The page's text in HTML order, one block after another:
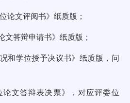
文评阅书》纸质版；
答辩申请书》纸质版；
学位授予决议书》纸质版，问
文答辩表决票》，对应评委位